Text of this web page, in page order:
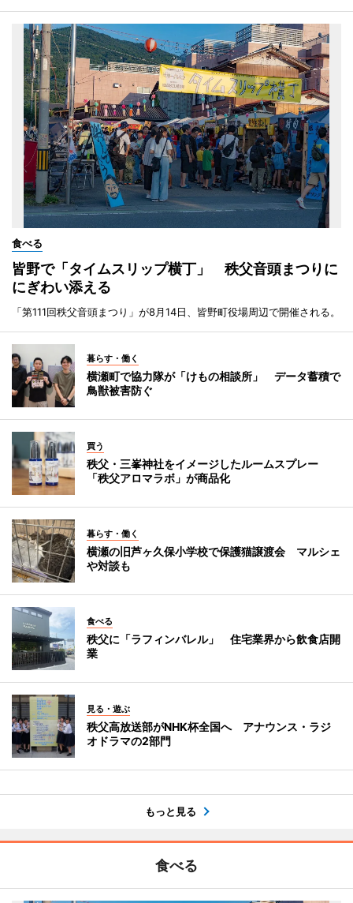
食べる
皆野で「タイムスリップ横丁」 秩父音頭まつりに
にぎわい添える
「第111回秩父音頭まつり」が8月14日、皆野町役場周辺で開催される。
暮らす・働く
横瀬町で協力隊が「けもの相談所」 データ蓄積で
鳥獣被害防ぐ
買う
秩父・三峯神社をイメージしたルームスプレー
「秩父アロマラボ」が商品化
暮らす・働く
横瀬の旧芦ヶ久保小学校で保護猫譲渡会 マルシェ
や対談も
食べる
秩父に「ラフィンバレル」 住宅業界から飲食店開
業
見る・遊ぶ
秩父高放送部がNHK杯全国へ アナウンス・ラジ
オドラマの2部門
もっと見る
食べる